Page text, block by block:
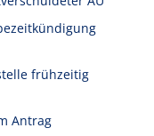
frühzeitig
Antrag